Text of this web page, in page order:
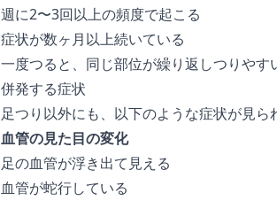
週に2〜3回以上の頻度で起こる
症状が数ヶ月以上続いている
一度つると、同じ部位が繰り返しつりやす
併発する症状
足つり以外にも、以下のような症状が見
血管の見た目の変化
足の血管が浮き出て見える
血管が蛇行している